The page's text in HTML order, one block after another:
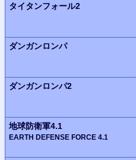
タイタンフォール2
ダンガンロンパ
ダンガンロンパ2
地球防衛軍4.1
EARTH DEFENSE FORCE 4.1